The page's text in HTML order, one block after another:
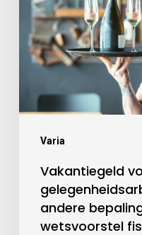
Varia
Vakantiegeld
andere
wetsvoorstel